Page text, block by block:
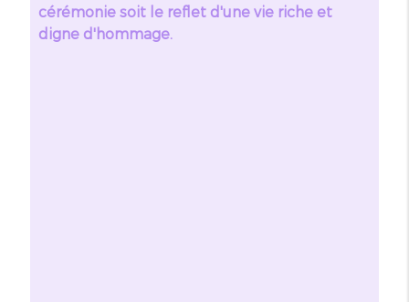
cérémonie soit le reflet d'une vie riche et
digne d'hommage.